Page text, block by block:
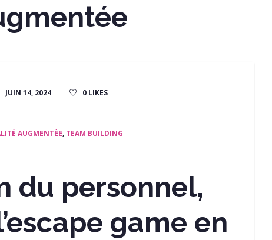
JUIN 14, 2024 0LIKES
AUGMENTÉE, TEAM BUILDING
du personnel,
game en